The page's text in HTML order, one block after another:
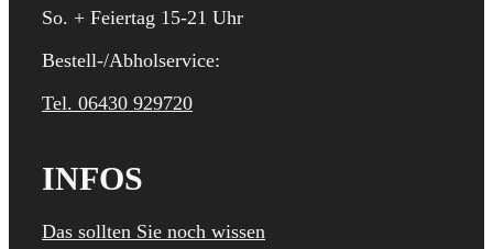
So. + Feiertag 15-21 Uhr
Bestell-/Abholservice:
Tel. 06430 929720
INFOS
Das sollten Sie noch wissen